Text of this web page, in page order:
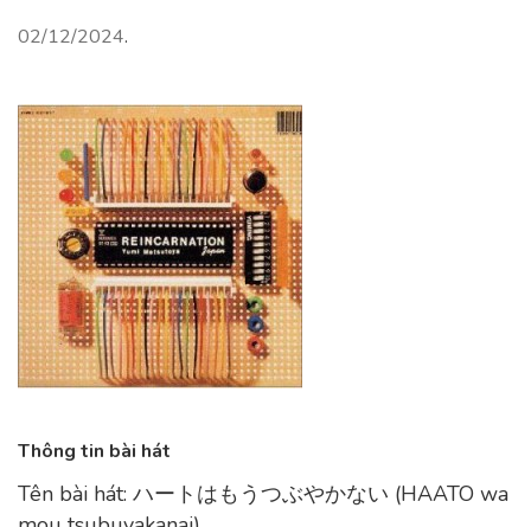
02/12/2024.
Thông tin bài hát
Tên bài hát: ハートはもうつぶやかない (HAATO wa